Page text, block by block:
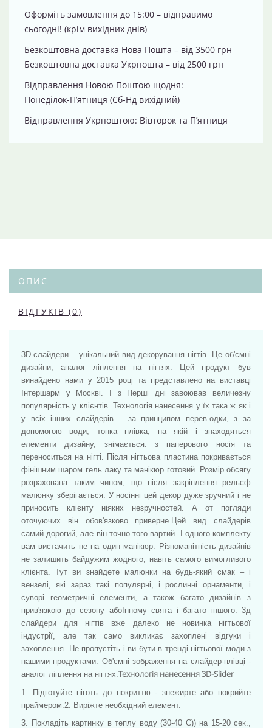
Оформіть замовлення до 15:00 – відправимо
сьогодні! (крім вихідних днів)
Безкоштовна доставка Нова Пошта – від 3500 грн
Безкоштовна доставка Укрпошта – від 2500 грн
Відправлення Новою Поштою щодня:
Понеділок-П’ятниця (Сб-Нд вихідний)
Відправлення Укрпоштою: Вівторок та П’ятниця
ОПИС
ВІДГУКІВ (0)
3D-слайдери – унікальний вид декорування нігтів. Це об'ємні
дизайни, аналог ліплення на нігтях. Цей продукт був
винайдено нами у 2015 році та представлено на виставці
Інтершарм у Москві. І з Перші дні завоював величезну
популярність у клієнтів. Технологія нанесення у їх така ж як і
у всіх інших слайдерів – за принципом перев.одки, з за
допомогою води, тонка плівка, на якій і знаходяться
елементи дизайну, знімається. з паперового носія та
переноситься на нігті. Після нігтьова пластина покривається
фінішним шаром гель лаку та манікюр готовий. Розмір обсягу
розрахована таким чином, що після закріплення рельєф
малюнку зберігається. У носінні цей декор дуже зручний і не
приносить клієнту ніяких незручностей. А от погляди
оточуючих він обов'язково приверне. Цей вид слайдерів
самий дорогий, але він точно того вартий. І одного комплекту
вам вистачить не на один манікюр. Різноманітність дизайнів
не залишить байдужим жодного, навіть самого вимогливого
клієнта. Тут ви знайдете малюнки на будь-який смак – і
вензелі, які зараз такі популярні, і рослинні орнаменти, і
суворі геометричні елементи, а також багато дизайнів з
прив'язкою до сезону абоІнному свята і багато іншого. 3д
слайдери для нігтів вже далеко не новинка нігтьової
індустрії, але так само викликає захоплені відгуки і
захоплення. Не пропустіть і ви бути в тренді нігтьової моди з
нашими продуктами. Об'ємні зображення на слайдер-плівці -
аналог ліплення на нігтях.Технологія нанесення 3D-Slider
1. Підготуйте ніготь до покриттю - знежирте або покрийте
праймером. 2. Виріжте необхідний елемент.
3. Покладіть картинку в теплу воду (30-40 С)) на 15-20 сек.,